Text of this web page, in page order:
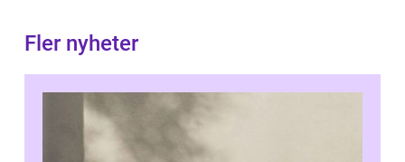
Fler nyheter